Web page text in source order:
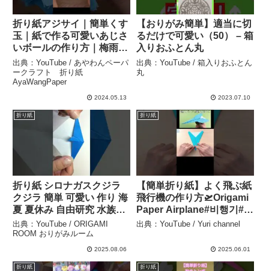
折り紙アジサイ｜簡単くす
玉｜紙で作る可愛いあじさ
いボールの作り方｜梅雨の
飾り｜Origami Kusudama
| AyaWangPaper – あやわ
んペーパークラフト 折り
紙 AyaWangPaper
出典：YouTube / あやわんペーパ
ークラフト 折り紙
AyaWangPaper
2024.05.13
【おりがみ簡単】適当に切
るだけで可愛い（50） – 箱
入りおふとん丸
出典：YouTube / 箱入りおふとん
丸
2023.07.10
折り紙
折り紙 シロナガスクジラ
クジラ 簡単 可愛い 作り 海
夏 夏休み 自由研究 水族館
作り方 おりがみ #shorts –
ORIGAMI ROOM おりがみ
出典：YouTube / ORIGAMI
ROOM おりがみルーム
2025.08.06
折り紙
【簡単折り紙】よく飛ぶ紙
飛行機の作り方🛫Origami
Paper Airplane#비행기#飛
行機#ひこうき#飛ぶ
#easy#origami#摺紙#折纸
出典：YouTube / Yuri channel
2025.06.01
折り紙 折り紙